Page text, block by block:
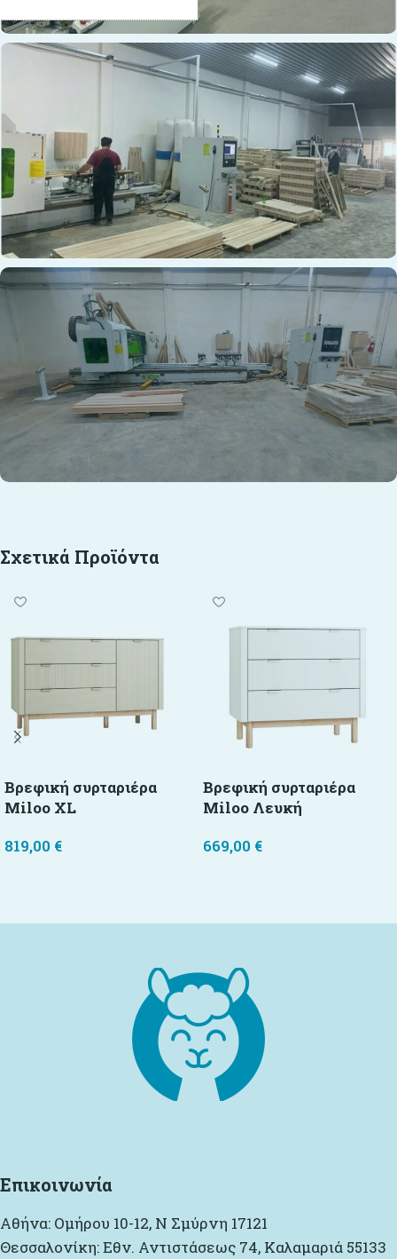
Σχετικά Προϊόντα
Βρεφική συρταριέρα
Miloo XL
819,00 €
Βρεφική συρταριέρα
Miloo Λευκή
669,00 €
Επικοινωνία
Αθήνα: Ομήρου 10-12, Ν Σμύρνη 17121
Θεσσαλονίκη: Εθν. Αντιστάσεως 74, Καλαμαριά 55133